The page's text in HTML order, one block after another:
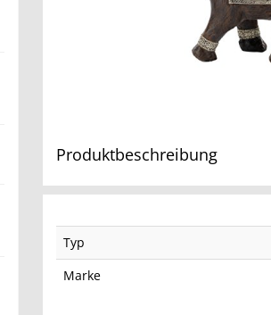
Produktbeschreibung
Typ
Marke